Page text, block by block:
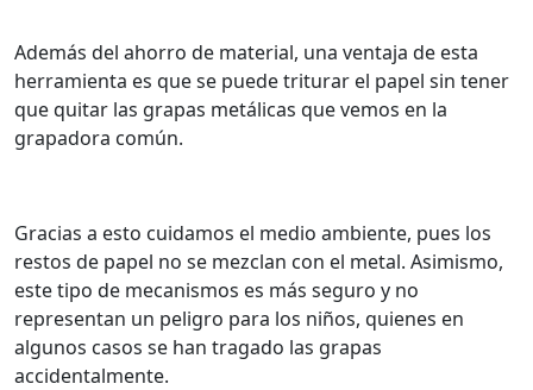
Además del ahorro de material, una ventaja de esta
herramienta es que se puede triturar el papel sin tener
que quitar las grapas metálicas que vemos en la
grapadora común.
Gracias a esto cuidamos el medio ambiente, pues los
restos de papel no se mezclan con el metal. Asimismo,
este tipo de mecanismos es más seguro y no
representan un peligro para los niños, quienes en
algunos casos se han tragado las grapas
accidentalmente.